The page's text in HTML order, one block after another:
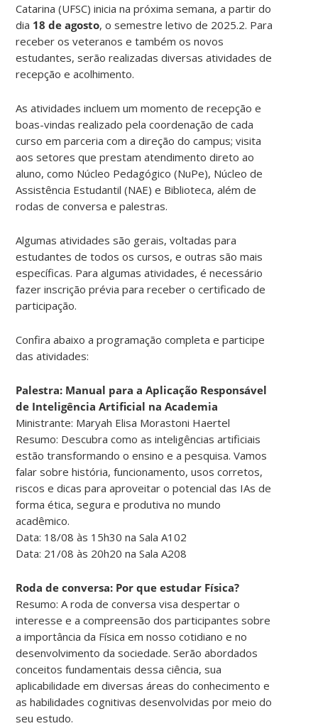
Catarina (UFSC) inicia na próxima semana, a partir do
dia 18 de agosto, o semestre letivo de 2025.2. Para
receber os veteranos e também os novos
estudantes, serão realizadas diversas atividades de
recepção e acolhimento.
As atividades incluem um momento de recepção e
boas-vindas realizado pela coordenação de cada
curso em parceria com a direção do campus; visita
aos setores que prestam atendimento direto ao
aluno, como Núcleo Pedagógico (NuPe), Núcleo de
Assistência Estudantil (NAE) e Biblioteca, além de
rodas de conversa e palestras.
Algumas atividades são gerais, voltadas para
estudantes de todos os cursos, e outras são mais
específicas. Para algumas atividades, é necessário
fazer inscrição prévia para receber o certificado de
participação.
Confira abaixo a programação completa e participe
das atividades:
Palestra: Manual para a Aplicação Responsável
de Inteligência Artificial na Academia
Ministrante: Maryah Elisa Morastoni Haertel
Resumo: Descubra como as inteligências artificiais
estão transformando o ensino e a pesquisa. Vamos
falar sobre história, funcionamento, usos corretos,
riscos e dicas para aproveitar o potencial das IAs de
forma ética, segura e produtiva no mundo
acadêmico.
Data: 18/08 às 15h30 na Sala A102
Data: 21/08 às 20h20 na Sala A208
Roda de conversa: Por que estudar Física?
Resumo: A roda de conversa visa despertar o
interesse e a compreensão dos participantes sobre
a importância da Física em nosso cotidiano e no
desenvolvimento da sociedade. Serão abordados
conceitos fundamentais dessa ciência, sua
aplicabilidade em diversas áreas do conhecimento e
as habilidades cognitivas desenvolvidas por meio do
seu estudo.